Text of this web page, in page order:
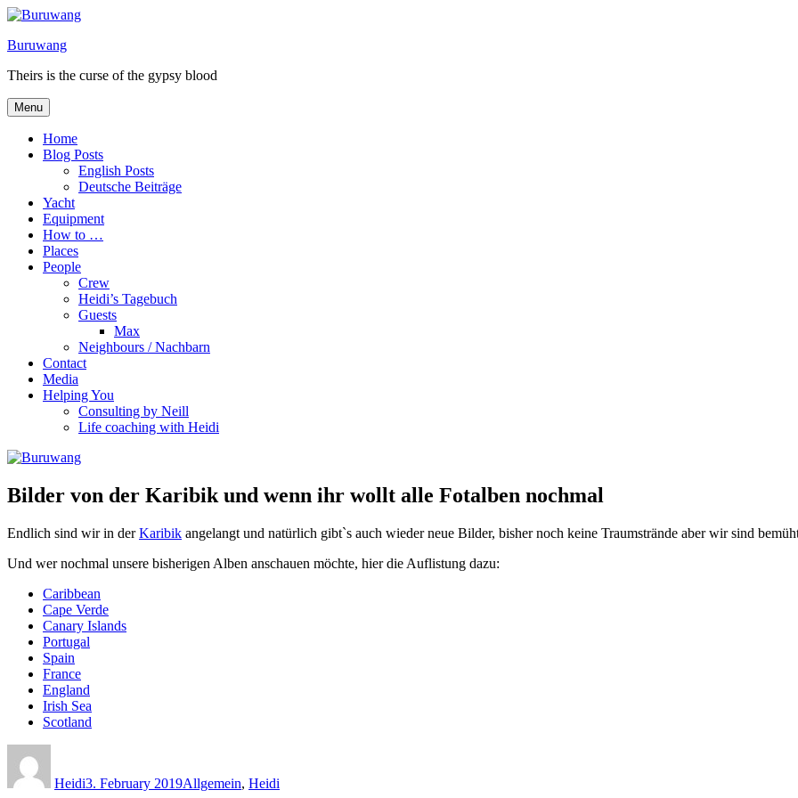
Skip
content
Buruwang
Theirs is the curse of the gypsy blood
Menu
Home
Blog Posts
English Posts
Deutsche Beiträge
Yacht
Equipment
How to …
Places
People
Crew
Heidi’s Tagebuch
Guests
Max
Neighbours / Nachbarn
Contact
Media
Helping You
Consulting by Neill
Life coaching with Heidi
Bilder von der Karibik und wenn ihr wollt alle Fotalben nochmal
Endlich sind wir in derKaribik angelangt und natürlich gibtˋs auch wieder neue Bilder, bisher noch keine Traumstrände aber wir sind
Und wer nochmal unsere bisherigen Alben anschauen möchte, hier die Auflistung dazu:
Caribbean
Cape Verde
Canary Islands
Portugal
Spain
France
England
Irish Sea
Scotland
Heidi3. February 2019Allgemein, Heidi